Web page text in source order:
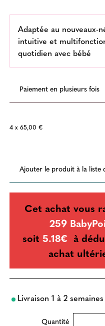
Adaptée au nouveaux-
intuitive et
quotidien avec bébé
Paiement en plusieurs fois
4 x 65,00 €
Ajouter le produit à la liste
Cet achat vous
259
soit5.18€ à
achat
Livraison 1 à 2 semaines
Quantité